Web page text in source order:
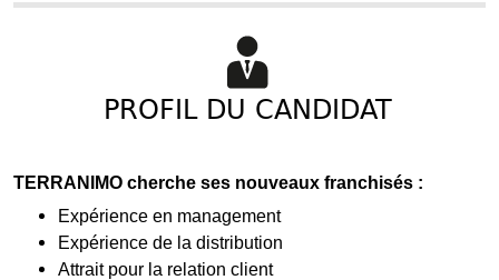
PROFIL DU CANDIDAT
TERRANIMO cherche ses nouveaux franchisés :
Expérience en management
Expérience de la distribution
Attrait pour la relation client